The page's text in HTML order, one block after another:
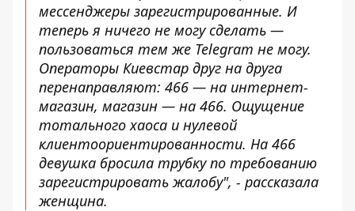
мессенджеры зарегистрированные. И
теперь я ничего не могу сделать —
пользоваться тем же Telegram не могу.
Операторы Киевстар друг на друга
перенаправляют: 466 — на интернет-
магазин, магазин — на 466. Ощущение
тотального хаоса и нулевой
клиентоориентированности. На 466
девушка бросила трубку по требованию
зарегистрировать жалобу", - рассказала
женщина.